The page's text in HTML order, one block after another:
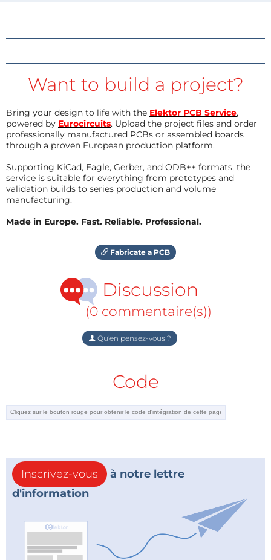
Want to build a project?
Bring your design to life with the Elektor PCB Service,
powered by Eurocircuits. Upload the project files and order
professionally manufactured PCBs or assembled boards
through a proven European production platform.
Supporting KiCad, Eagle, Gerber, and ODB++ formats, the
service is suitable for everything from prototypes and
validation builds to series production and volume
manufacturing.
Made in Europe. Fast. Reliable. Professional.
Fabricate a PCB
Discussion
(0 commentaire(s))
Qu'en pensez-vous ?
Code
Inscrivez-vous
à notre lettre
d'information